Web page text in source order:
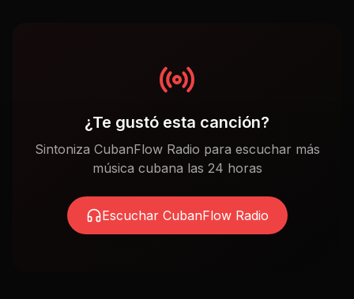
¿Te gustó esta canción?
Sintoniza CubanFlow Radio para escuchar más
música cubana las 24 horas
Escuchar CubanFlow Radio